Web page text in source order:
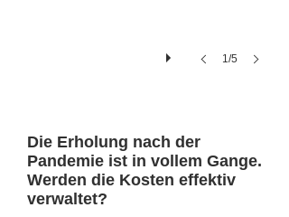
1/5
Die Erholung nach der
Pandemie ist in vollem Gange.
Werden die Kosten effektiv
verwaltet?